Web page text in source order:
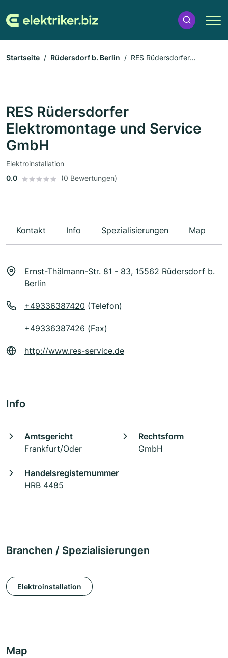
Startseite Rüdersdorf b. Berlin
RES Rüdersdorfer
RES Rüdersdorfer
Elektromontage und Service
GmbH
Elektroinstallation
0.0
(0 Bewertungen)
Kontakt Info Spezialisierungen Map
Ernst-Thälmann-Str. 81 - 83, 15562 Rüdersdorf b.
Berlin
+49336387420 (Telefon)
+49336387426 (Fax)
http://www.res-service.de
Info
Amtsgericht
Frankfurt/Oder
Rechtsform
GmbH
Handelsregisternummer
HRB 4485
Branchen / Spezialisierungen
Elektroinstallation
Map